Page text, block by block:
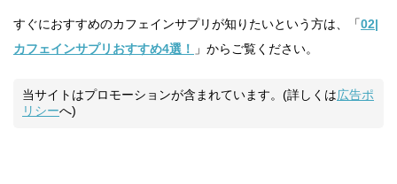
すぐにおすすめのカフェインサプリが知りたいという方は、「02|
カフェインサプリおすすめ4選！
」からご覧ください。
当サイトはプロモーションが含まれています。(詳しくは広告ポ
リシーへ)